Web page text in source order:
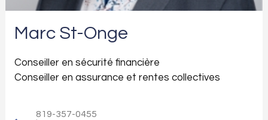
Marc St-Onge
Conseiller en sécurité financière
Conseiller en assurance et rentes collectives
819-357-0455